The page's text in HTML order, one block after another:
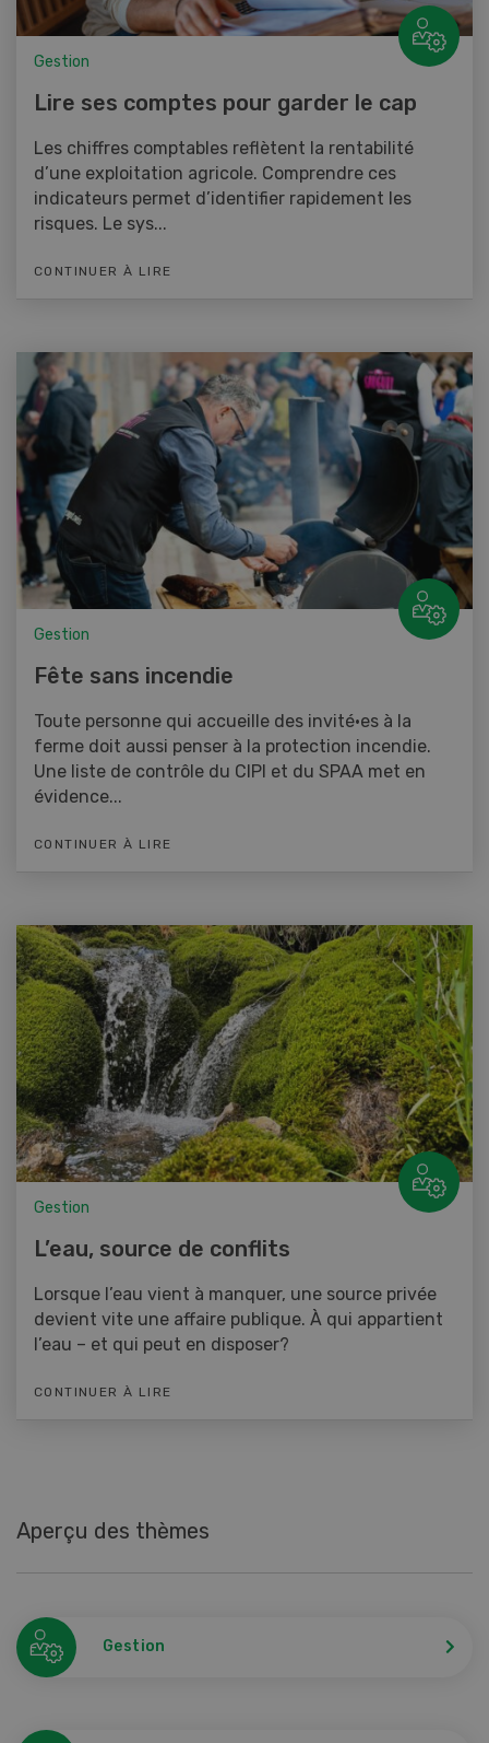
Gestion
Lire ses comptes pour garder le cap
Les chiffres comptables reflètent la rentabilité
d’une exploitation agricole. Comprendre ces
indicateurs permet d’identifier rapidement les
risques. Le sys...
CONTINUER À LIRE
Gestion
Fête sans incendie
Toute personne qui accueille des invité·es à la
ferme doit aussi penser à la protection incendie.
Une liste de contrôle du CIPI et du SPAA met en
évidence...
CONTINUER À LIRE
Gestion
L’eau, source de conflits
Lorsque l’eau vient à manquer, une source privée
devient vite une affaire publique. À qui appartient
l’eau – et qui peut en disposer?
CONTINUER À LIRE
Aperçu des thèmes
Gestion